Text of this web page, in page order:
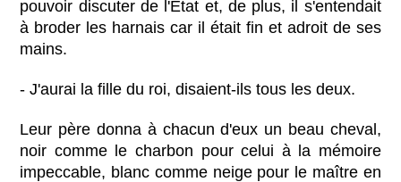
pouvoir discuter de l'État et, de plus, il s'entendait
à broder les harnais car il était fin et adroit de ses
mains.
- J'aurai la fille du roi, disaient-ils tous les deux.
Leur père donna à chacun d'eux un beau cheval,
noir comme le charbon pour celui à la mémoire
impeccable, blanc comme neige pour le maître en